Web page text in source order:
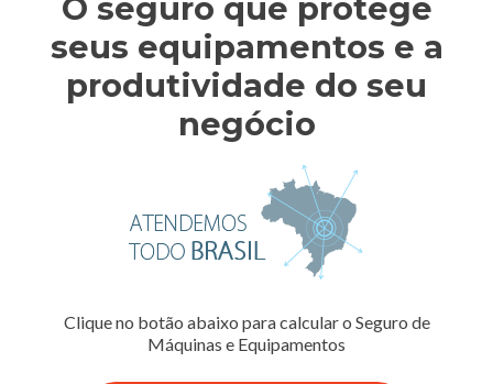
O seguro que protege
seus equipamentos e a
produtividade do seu
negócio
Clique no botão abaixo para calcular o Seguro de
Máquinas e Equipamentos